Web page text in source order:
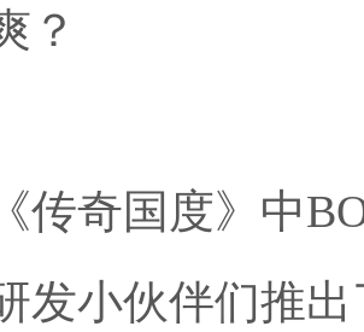
？
传奇国度》中
发小伙伴们推